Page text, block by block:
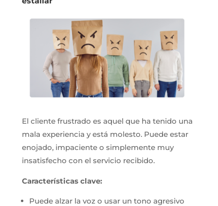
El cliente frustrado es aquel que ha tenido una
mala experiencia y está molesto. Puede estar
enojado, impaciente o simplemente muy
insatisfecho con el servicio recibido.
Características clave:
Puede alzar la voz o usar un tono agresivo